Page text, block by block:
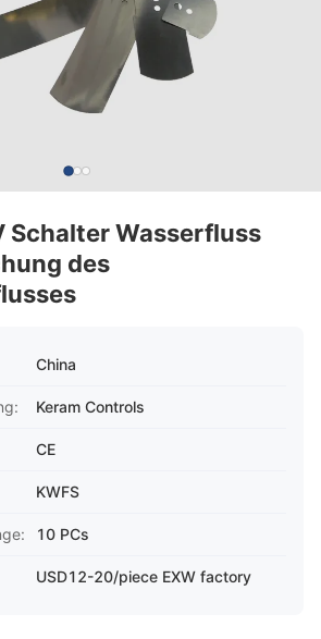
Schalter Wasserfluss
des
China
Keram Controls
CE
KWFS
10 PCs
USD12-20/piece EXW factory